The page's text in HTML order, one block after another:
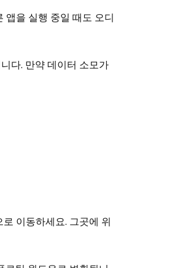
앱을 실행 중일 때도 오디
다. 만약 데이터 소모가
이동하세요. 그곳에 위